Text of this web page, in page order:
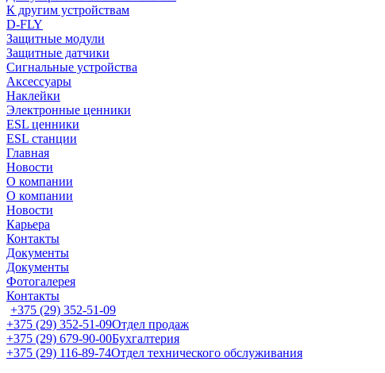
К другим устройствам
D-FLY
Защитные модули
Защитные датчики
Сигнальные устройства
Аксессуары
Наклейки
Электронные ценники
ESL ценники
ESL станции
Главная
Новости
О компании
О компании
Новости
Карьера
Контакты
Документы
Документы
Фотогалерея
Контакты
+375 (29) 352-51-09
+375 (29) 352-51-09Отдел продаж
+375 (29) 679-90-00Бухгалтерия
+375 (29) 116-89-74Отдел технического обслуживания